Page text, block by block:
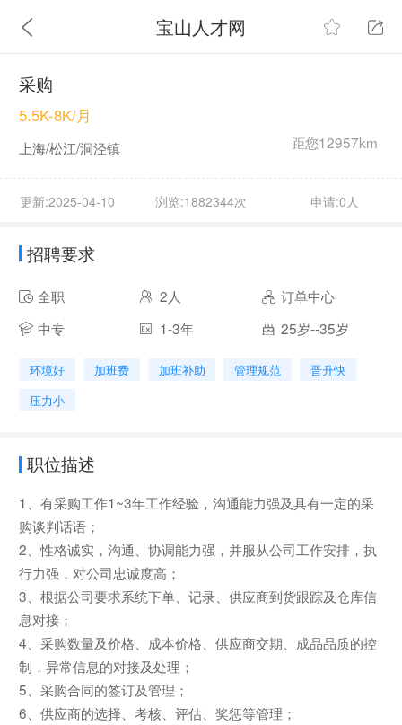
宝山人才网
采购
距您12957km
5.5K-8K/月
上海/松江/洞泾镇
更新:2025-04-10 浏览:1882344次 申请:0人
招聘要求
全职 2人
订单中心
中专
1-3年 25岁--35岁
环境好 加班费 加班补助 管理规范
晋升快
压力小
职位描述
1、有采购工作1~3年工作经验，沟通能力强及具有一定的采
购谈判话语；
2、性格诚实，沟通、协调能力强，并服从公司工作安排，执
行力强，对公司忠诚度高；
3、根据公司要求系统下单、记录、供应商到货跟踪及仓库信
息对接；
4、采购数量及价格、成本价格、供应商交期、成品品质的控
制，异常信息的对接及处理；
5、采购合同的签订及管理；
6、供应商的选择、考核、评估、奖惩等管理；